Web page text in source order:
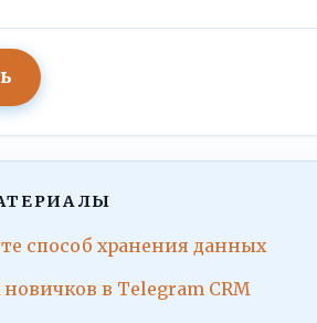
способ хранения данных
в Telegram CRM